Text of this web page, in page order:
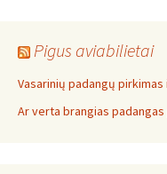
Pigus aviabilietai
Vasarinių padangų
Ar verta brangias